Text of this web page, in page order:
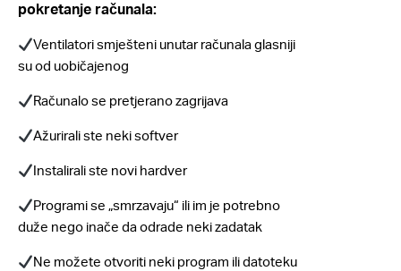
pokretanje računala:
Ventilatori smješteni unutar računala glasniji
su od uobičajenog
Računalo se pretjerano zagrijava
Ažurirali ste neki softver
Instalirali ste novi hardver
Programi se „smrzavaju“ ili im je potrebno
duže nego inače da odrade neki zadatak
Ne možete otvoriti neki program ili datoteku